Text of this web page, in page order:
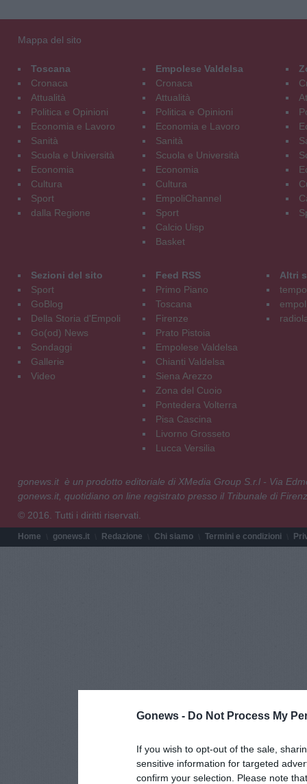
Gonews - Do Not Process My
If you wish to opt-out of the sale,
sensitive information for targeted
confirm your selection. Please note
Mappa del sito
Toscana
Cronaca
Attualità
Politica e Opinioni
Economia e Lavoro
Sanità
Scuola e Università
Economia
Cultura
Sport
dalla Regione
Empolese Valdelsa
Cronaca
Attualità
Politica e Opinioni
Economia e Lavoro
Sanità
Scuola e Università
Economia
Cultura
EmpoliChannel
Sport
Calcio Uisp
Basket
Sezioni del sito
Sport
GoBlog
Della Storia d'Empoli
Go(od) News
Sondaggi
Gallerie
Video
Feed RSS
Primo Piano
Toscana
Firenze
Prato Pistoia
Empolese Valdelsa
Chianti Valdelsa
Siena Arezzo
Zona del Cuoio
Pontedera Volterra
Pisa Cascina
Livorno Grosseto
Lucca Versilia
Altri
gonews.it è un prodotto editoriale di XMedia Group S.r.l - Via
gonews.it, quotidiano on line registrato presso il Tribunale di
© 2016. Tutti i diritti riservati.
Home gonews.it Redazione Chi siamo Termini e condizioni